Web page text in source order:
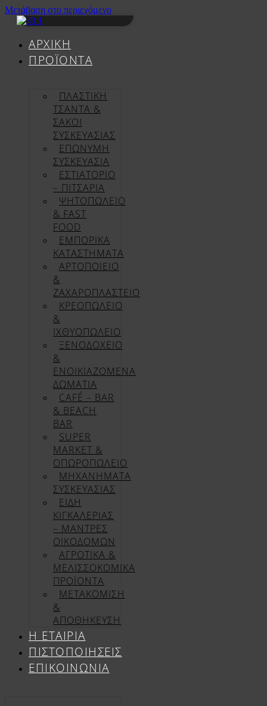
Μετάβαση στο περιεχόμενο
ΑΡΧΙΚΉ
ΠΡΟΪΌΝΤΑ
ΠΛΑΣΤΙΚΗ
ΤΣΑΝΤΑ &
ΣΑΚΟΙ
ΣΥΣΚΕΥΑΣΙΑΣ
ΕΠΏΝΥΜΗ
ΣΥΣΚΕΥΑΣΊΑ
ΕΣΤΙΑΤΟΡΙΟ
– ΠΙΤΣΑΡΙΑ
ΨΗΤΟΠΩΛΕΙΟ
& FAST
FOOD
ΕΜΠΟΡΙΚΑ
ΚΑΤΑΣΤΗΜΑΤΑ
ΑΡΤΟΠΟΙΕΙΟ
&
ΖΑΧΑΡΟΠΛΑΣΤΕΙΟ
ΚΡΕΟΠΩΛΕΙΟ
&
ΙΧΘΥΟΠΩΛΕΙΟ
ΞΕΝΟΔΟΧΕΙΟ
&
ΕΝΟΙΚΙΑΖΟΜΕΝΑ
ΔΩΜΑΤΙΑ
CAFÉ – BAR
& BEACH
BAR
SUPER
MARKET &
ΟΠΩΡΟΠΩΛΕΙΟ
ΜΗΧΑΝΗΜΑΤΑ
ΣΥΣΚΕΥΑΣΙΑΣ
ΕΙΔΗ
ΚΙΓΚΑΛΕΡΙΑΣ
– ΜΑΝΤΡΕΣ
ΟΙΚΟΔΟΜΩΝ
ΑΓΡΟΤΙΚΑ &
ΜΕΛΙΣΣΟΚΟΜΙΚΑ
ΠΡΟΪΟΝΤΑ
ΜΕΤΑΚΟΜΙΣΗ
&
ΑΠΟΘΗΚΕΥΣΗ
Η ΕΤΑΙΡΊΑ
ΠΙΣΤΟΠΟΙΉΣΕΙΣ
ΕΠΙΚΟΙΝΩΝΊΑ